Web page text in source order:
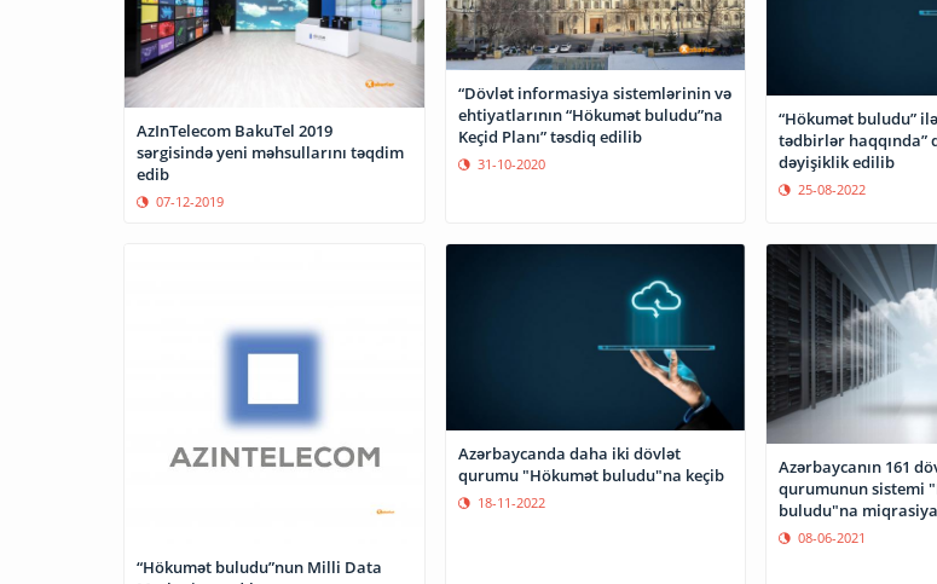
AzInTelecom BakuTel 2019
sərgisində yeni məhsullarını təqdim
edib
07-12-2019
“Dövlət informasiya sistemlərinin və
ehtiyatlarının “Hökumət buludu”na
Keçid Planı” təsdiq edilib
31-10-2020
“Hökumət buludu”
tədbirlər haqqında”
dəyişiklik edilib
25-08-2022
“Hökumət buludu”nun Milli Data
Azərbaycanda daha iki dövlət
qurumu "Hökumət buludu"na keçib
18-11-2022
Azərbaycanın 161
qurumunun sistemi
buludu"na
08-06-2021